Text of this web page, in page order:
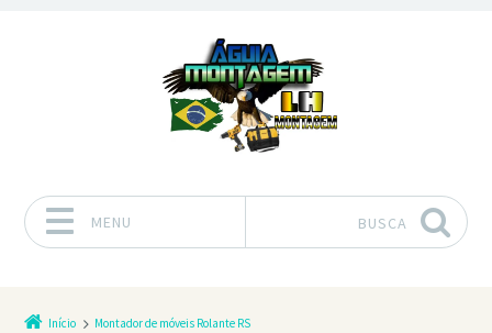
MENU BUSCA
Início Montador de móveis Rolante RS